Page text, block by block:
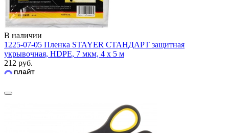
В наличии
1225-07-05 Пленка STAYER СТАНДАРТ защитная
укрывочная, HDPE, 7 мкм, 4 х 5 м
212 руб.